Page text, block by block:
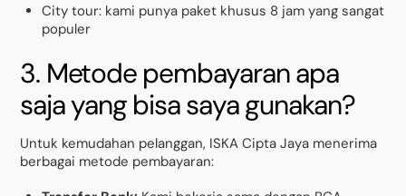
City tour: kami punya paket khusus 8 jam yang sangat
populer
3. Metode pembayaran apa
saja yang bisa saya gunakan?
Untuk kemudahan pelanggan, ISKA Cipta Jaya menerima
berbagai metode pembayaran: